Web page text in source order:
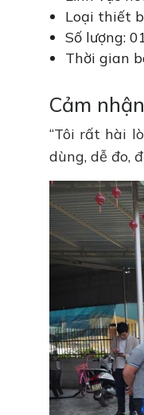
Loại thiết
Số lượng:
Thời gian
Cảm
“Tôi rất hài
dùng, dễ đo,